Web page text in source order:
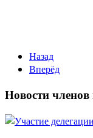
Назад
Вперёд
Новости